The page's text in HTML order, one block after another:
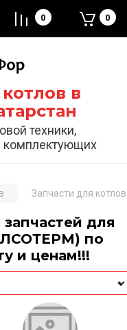
в
техники,
комплектующих
0 0
Запчасти для
для
по
и ценам!!!